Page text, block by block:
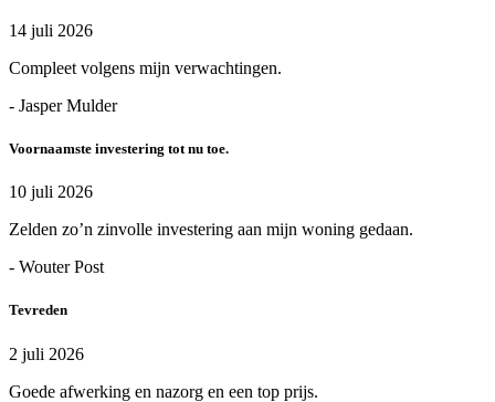
14 juli 2026
Compleet volgens mijn verwachtingen.
- Jasper Mulder
Voornaamste investering tot nu toe.
10 juli 2026
Zelden zo’n zinvolle investering aan mijn woning gedaan.
- Wouter Post
Tevreden
2 juli 2026
Goede afwerking en nazorg en een top prijs.